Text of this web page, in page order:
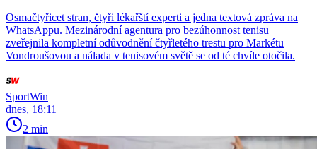
Osmačtyřicet stran, čtyři lékařští experti a jedna textová zpráva na
WhatsAppu. Mezinárodní agentura pro bezúhonnost tenisu
zveřejnila kompletní odůvodnění čtyřletého trestu pro Markétu
Vondroušovou a nálada v tenisovém světě se od té chvíle otočila.
SportWin
dnes, 18:11
2 min